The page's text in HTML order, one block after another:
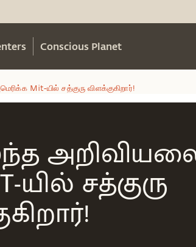
Conscious Planet
யில் சத்குரு
Mit-யில் சத்குரு விளக்குகிறார்!